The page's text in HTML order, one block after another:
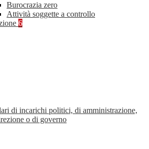
Burocrazia zero
Attività soggette a controllo
6
di incarichi politici, di amministrazione,
o di governo